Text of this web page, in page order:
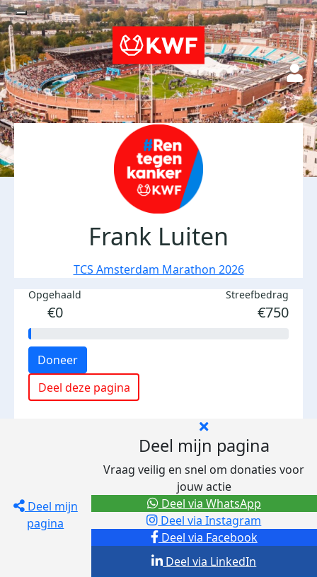
Frank Luiten
TCS Amsterdam Marathon 2026
Opgehaald
€0
Streefbedrag
€750
Doneer
Deel deze pagina
Deel mijn
pagina
Deel mijn pagina
Vraag veilig en snel om donaties voor
jouw actie
Deel via Facebook
Deel via Instagram
Deel via LinkedIn
Deel via WhatsApp